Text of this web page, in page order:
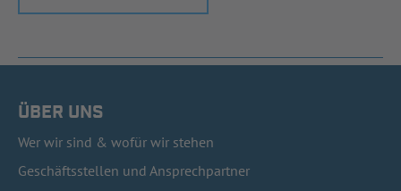
ÜBER UNS
Wer wir sind & wofür wir stehen
Geschäftsstellen und Ansprechpartner